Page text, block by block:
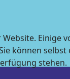
Einige
können
stehen.